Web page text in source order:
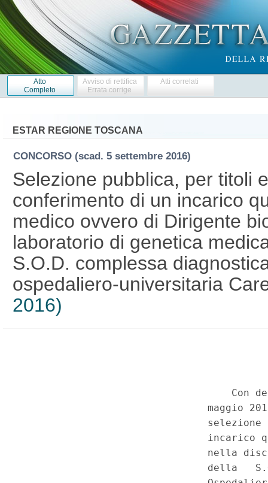
Atto
Completo
Avviso di rettifica
Errata corrige
Atti correlati
ESTAR REGIONE TOSCANA
CONCORSO (scad. 5 settembre 2016)
Selezione pubblica, per titoli
conferimento di un incarico
medico ovvero di Dirigente
laboratorio di genetica
S.O.D. complessa
ospedaliero-universitaria
2016)